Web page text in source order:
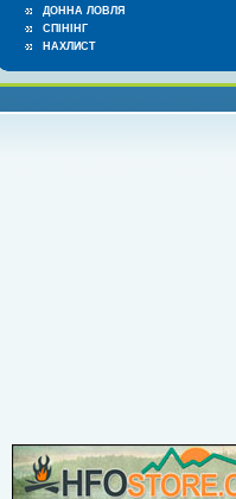
ДОННА ЛОВЛЯ
СПІНІНГ
НАХЛИСТ